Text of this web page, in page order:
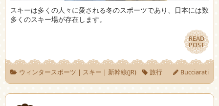
スキーは多くの人々に愛される冬のスポーツであり、日本には数
多くのスキー場が存在します。
READ
POST
READ
POST
ウィンタースポーツ | スキー | 新幹線(JR) 旅行 Bucciarati